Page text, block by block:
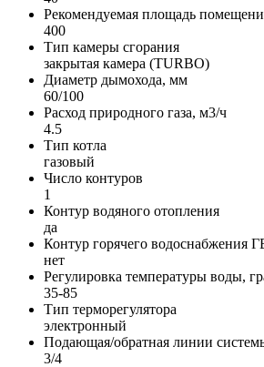
Рекомендуемая площадь
400
Тип камеры сгорания
закрытая камера (TURBO)
Диаметр дымохода, мм
60/100
Расход природного газа, м3/ч
4.5
Тип котла
газовый
Число контуров
1
Контур водяного отопления
да
Контур горячего водоснабжения
нет
Регулировка температуры воды,
35-85
Тип терморегулятора
электронный
Подающая/обратная линии
3/4